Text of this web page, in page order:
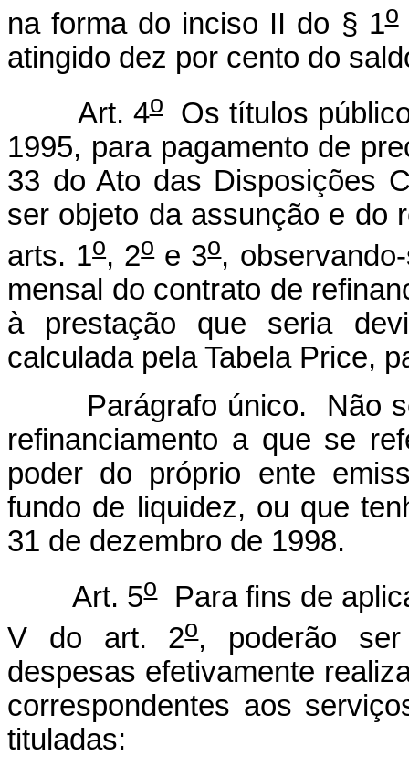
na forma do inciso II do § 1o
atingido dez por cento do
Art. 4oOs títulos
1995, para pagamento de
33 do Ato das Disposições
ser objeto da assunção e do
arts. 1o, 2oe 3o,
mensal do contrato de
à prestação que seria
calculada pela Tabela Price,
Parágrafo único. Não
refinanciamento a que se
poder do próprio ente
fundo de liquidez, ou que
31 de dezembro de 1998.
Art. 5oPara fins de
V do art. 2o, poderão
despesas efetivamente
correspondentes aos
tituladas: